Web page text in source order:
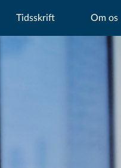
Tidsskrift Om os